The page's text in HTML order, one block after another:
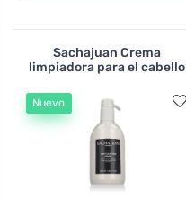
Sachajuan Crema
limpiadora para el cabello
Nuevo